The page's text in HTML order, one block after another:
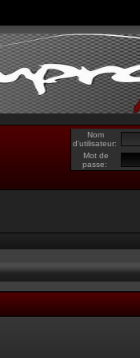
Nom
d’utilisateur:
Mot de
passe: